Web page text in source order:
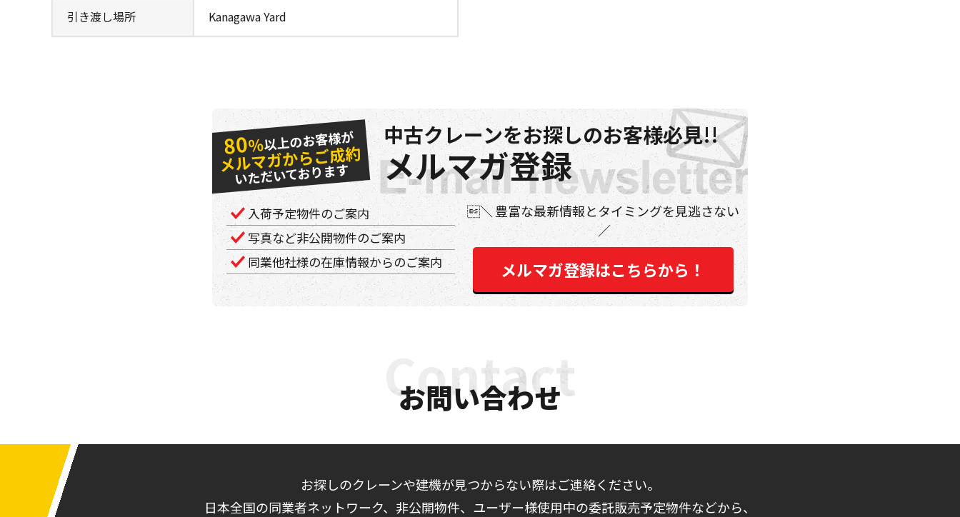
引き渡し場所 Kanagawa Yard
80％以上のお客様が
メルマガからご成約
いただいております
中古クレーンをお探しのお客様必見!!
メルマガ登録
入荷予定物件のご案内
写真など非公開物件のご案内
同業他社様の在庫情報からのご案内
豊富な最新情報とタイミングを見逃さない
メルマガ登録はこちらから！
お問い合わせ
お探しのクレーンや建機が見つからない際はご連絡ください。
日本全国の同業者ネットワーク、非公開物件、ユーザー様使用中の委託販売予定物件などから、